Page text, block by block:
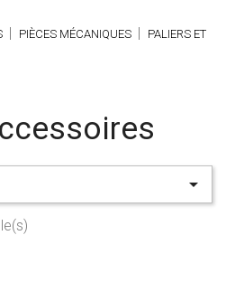
PIÈCES MÉCANIQUES PALIERS ET
